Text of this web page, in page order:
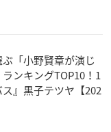
「小野賢章が演じ
ンキングTOP10！1
』黒子テツヤ【202